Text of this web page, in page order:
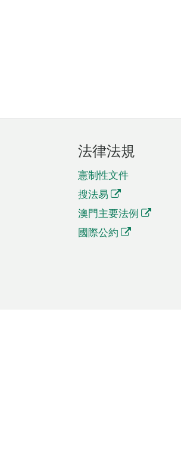
法律法規
憲制性文件
搜法易
澳門主要法例
國際公約